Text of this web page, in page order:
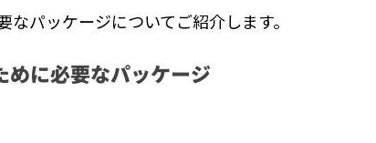
パッケージについてご紹介します。
めに必要なパッケージ